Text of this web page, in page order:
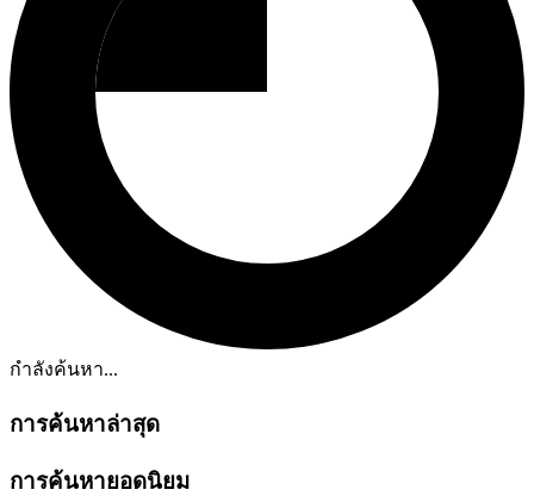
กำลังค้นหา...
การค้นหาล่าสุด
การค้นหายอดนิยม